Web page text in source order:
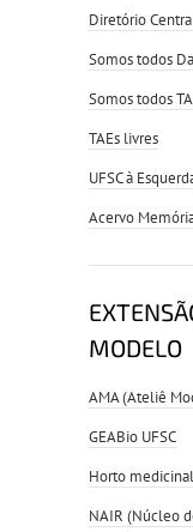
Diretório
Somos todos
Somos todos
TAEs livres
UFSC à
Acervo
MODELO
AMA (Ateliê
GEABio UFSC
Horto
NAIR (Núcleo